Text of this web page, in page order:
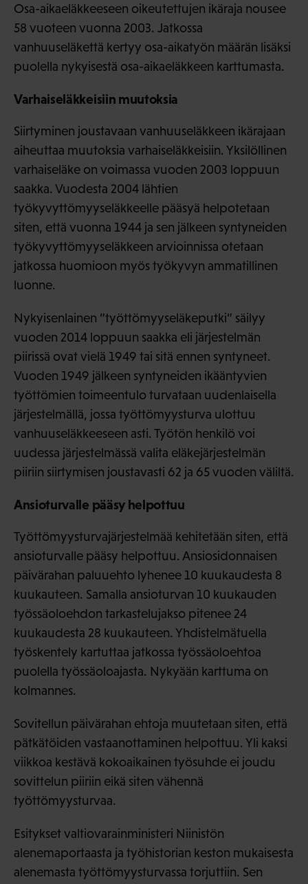
Osa-aikaeläkkeeseen oikeutettujen ikäraja nousee
58 vuoteen vuonna 2003. Jatkossa
vanhuuseläkettä kertyy osa-aikatyön määrän lisäksi
puolella nykyisestä osa-aikaeläkkeen karttumasta.
Varhaiseläkkeisiin muutoksia
Siirtyminen joustavaan vanhuuseläkkeen ikärajaan
aiheuttaa muutoksia varhaiseläkkeisiin. Yksilöllinen
varhaiseläke on voimassa vuoden 2003 loppuun
saakka. Vuodesta 2004 lähtien
työkyvyttömyyseläkkeelle pääsyä helpotetaan
siten, että vuonna 1944 ja sen jälkeen syntyneiden
työkyvyttömyyseläkkeen arvioinnissa otetaan
jatkossa huomioon myös työkyvyn ammatillinen
luonne.
Nykyisenlainen ”työttömyyseläkeputki” säilyy
vuoden 2014 loppuun saakka eli järjestelmän
piirissä ovat vielä 1949 tai sitä ennen syntyneet.
Vuoden 1949 jälkeen syntyneiden ikääntyvien
työttömien toimeentulo turvataan uudenlaisella
järjestelmällä, jossa työttömyysturva ulottuu
vanhuuseläkkeeseen asti. Työtön henkilö voi
uudessa järjestelmässä valita eläkejärjestelmän
piiriin siirtymisen joustavasti 62 ja 65 vuoden väliltä.
Ansioturvalle pääsy helpottuu
Työttömyysturvajärjestelmää kehitetään siten, että
ansioturvalle pääsy helpottuu. Ansiosidonnaisen
päivärahan paluuehto lyhenee 10 kuukaudesta 8
kuukauteen. Samalla ansioturvan 10 kuukauden
työssäoloehdon tarkastelujakso pitenee 24
kuukaudesta 28 kuukauteen. Yhdistelmätuella
työskentely kartuttaa jatkossa työssäoloehtoa
puolella työssäoloajasta. Nykyään karttuma on
kolmannes.
Sovitellun päivärahan ehtoja muutetaan siten, että
pätkätöiden vastaanottaminen helpottuu. Yli kaksi
viikkoa kestävä kokoaikainen työsuhde ei joudu
sovittelun piiriin eikä siten vähennä
työttömyysturvaa.
Esitykset valtiovarainministeri Niinistön
alenemaportaasta ja työhistorian keston mukaisesta
alenemasta työttömyysturvassa torjuttiin. Sen